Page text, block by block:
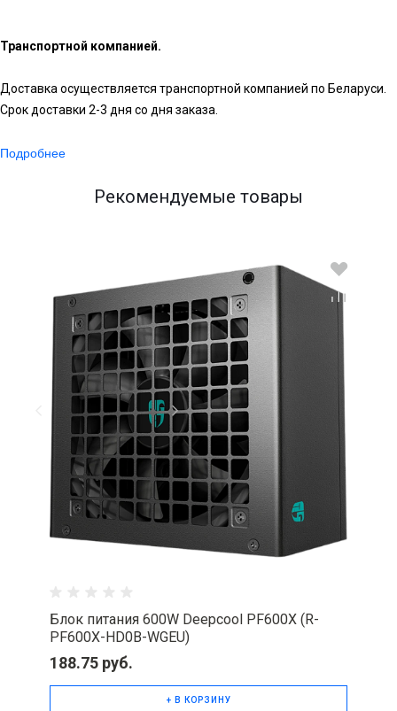
Транспортной компанией.
Доставка осуществляется транспортной компанией по Беларуси.
Срок доставки 2-3 дня со дня заказа.
Подробнее
Рекомендуемые товары
Блок питания 600W Deepcool PF600X (R-
PF600X-HD0B-WGEU)
188.75 руб.
+ В КОРЗИНУ